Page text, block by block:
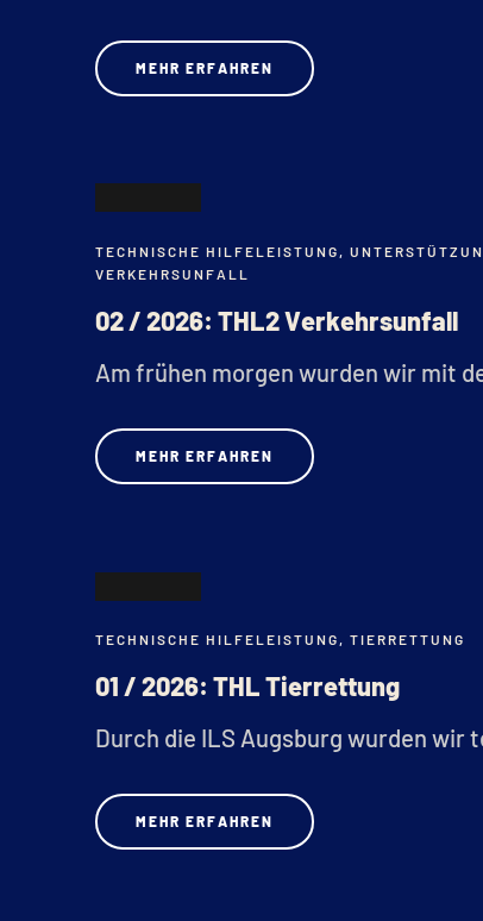
MEHR ERFAHREN
29
JAN.
TECHNISCHE HILFELEISTUNG ,
VERKEHRSUNFALL
02 / 2026: THL2 Verkehrsunfall
Am frühen morgen wurden wir mit
MEHR ERFAHREN
19
TECHNISCHE HILFELEISTUNG , TIERRETTUNG
01 / 2026: THL Tierrettung
Durch die ILS Augsburg wurden wir
MEHR ERFAHREN